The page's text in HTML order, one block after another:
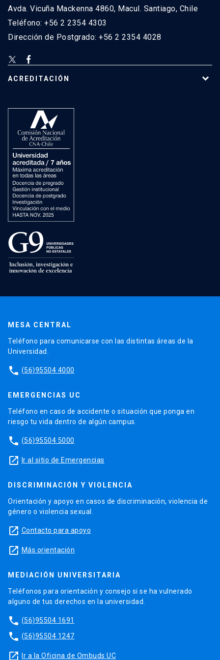
Avda. Vicuña Mackenna 4860, Macul. Santiago, Chile
Teléfono: +56 2 2354 4303
Dirección de Postgrado: +56 2 2354 4028
ACREDITACIÓN
MESA CENTRAL
Teléfono para comunicarse con las distintas áreas de la
Universidad.
phone (56)95504 4000
EMERGENCIAS UC
Teléfono en caso de accidente o situación que ponga en
riesgo tu vida dentro de algún campus.
phone (56)95504 5000
launch Ir al sitio de Emergencias
DISCRIMINACIÓN Y VIOLENCIA
Orientación y apoyo en casos de discriminación, violencia de
género o violencia sexual.
launch Contacto para apoyo
launch Más orientación
MEDIACIÓN UNIVERSITARIA
Teléfonos para orientación y consejo si se ha vulnerado
alguno de tus derechos en la universidad.
phone (56)95504 1691
phone (56)95504 1247
launch Ir a la Oficina de Ombuds UC